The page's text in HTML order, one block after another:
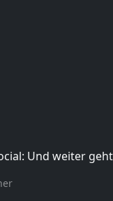
Und weiter